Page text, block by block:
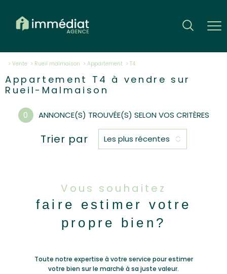
Vente Rueil malmaison Appartement t4
Appartement T4 à vendre sur
Rueil-Malmaison
0 ANNONCE(S) TROUVÉE(S) SELON VOS CRITÈRES
Trier par Les plus récentes
Vous souhaitez
faire estimer votre
propre bien?
Toute notre expertise à votre service pour estimer
votre bien sur le marché à sa juste valeur.